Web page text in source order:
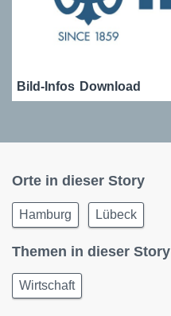
Bild-Infos Download
Orte in dieser Story
Hamburg Lübeck
Themen in dieser Story
Wirtschaft